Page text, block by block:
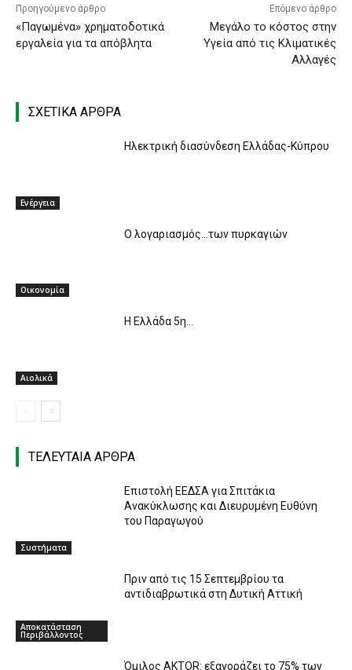
Προηγούμενο άρθρο
«Παγωμένα» χρηματοδοτικά
εργαλεία για τα απόβλητα
Επόμενο άρθρο
Μεγάλο το κόστος στην
Υγεία από τις Κλιματικές
Αλλαγές
ΣΧΕΤΙΚΑ ΑΡΘΡΑ
Ενέργεια
Ηλεκτρική διασύνδεση Ελλάδας-Κύπρου
Οικονομία
O λογαριασμός…των πυρκαγιών
Αιολικά
Η Ελλάδα 5η…
ΤΕΛΕΥΤΑΙΑ ΑΡΘΡΑ
Συστήματα
Επιστολή ΕΕΔΣΑ για Σπιτάκια
Ανακύκλωσης και Διευρυμένη Ευθύνη
του Παραγωγού
Αποκατάσταση
Περιβάλλοντος
Πριν από τις 15 Σεπτεμβρίου τα
αντιδιαβρωτικά στη Δυτική Αττική
Όμιλος AKTOR: εξαγοράζει το 75% των